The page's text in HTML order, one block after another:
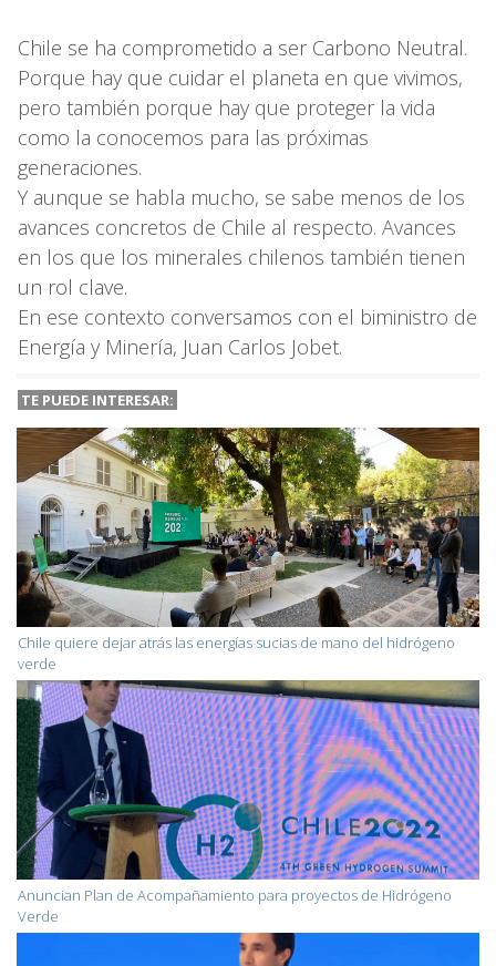
Chile se ha comprometido a ser Carbono Neutral.
Porque hay que cuidar el planeta en que vivimos,
pero también porque hay que proteger la vida
como la conocemos para las próximas
generaciones.
Y aunque se habla mucho, se sabe menos de los
avances concretos de Chile al respecto. Avances
en los que los minerales chilenos también tienen
un rol clave.
En ese contexto conversamos con el biministro de
Energía y Minería, Juan Carlos Jobet.
TE PUEDE INTERESAR:
Chile quiere dejar atrás las energías sucias de mano del hidrógeno
verde
Anuncian Plan de Acompañamiento para proyectos de Hidrógeno
Verde